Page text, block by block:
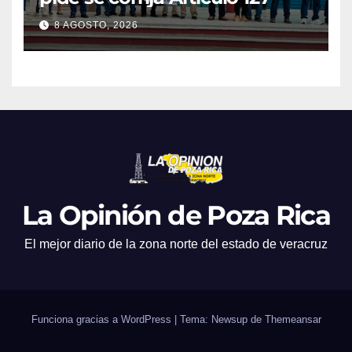
8 AGOSTO, 2026
La Opinión de Poza Rica
El mejor diario de la zona norte del estado de veracruz
Funciona gracias a WordPress Tema: Newsup de Themeansar